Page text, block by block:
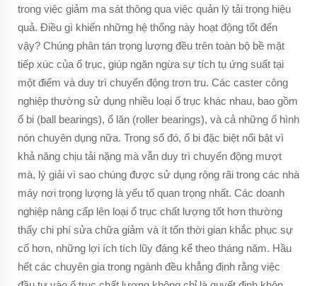
trong việc giảm ma sát thông qua việc quản lý tải trọng hiệu
quả. Điều gì khiến những hệ thống này hoạt động tốt đến
vậy? Chúng phân tán trọng lượng đều trên toàn bộ bề mặt
tiếp xúc của ổ trục, giúp ngăn ngừa sự tích tụ ứng suất tại
một điểm và duy trì chuyển động trơn tru. Các caster công
nghiệp thường sử dụng nhiều loại ổ trục khác nhau, bao gồm
ổ bi (ball bearings), ổ lăn (roller bearings), và cả những ổ hình
nón chuyên dụng nữa. Trong số đó, ổ bi đặc biệt nổi bật vì
khả năng chịu tải nặng mà vẫn duy trì chuyển động mượt
mà, lý giải vì sao chúng được sử dụng rộng rãi trong các nhà
máy nơi trọng lượng là yếu tố quan trọng nhất. Các doanh
nghiệp nâng cấp lên loại ổ trục chất lượng tốt hơn thường
thấy chi phí sửa chữa giảm và ít tốn thời gian khắc phục sự
cố hơn, những lợi ích tích lũy đáng kể theo tháng năm. Hầu
hết các chuyên gia trong ngành đều khẳng định rằng việc